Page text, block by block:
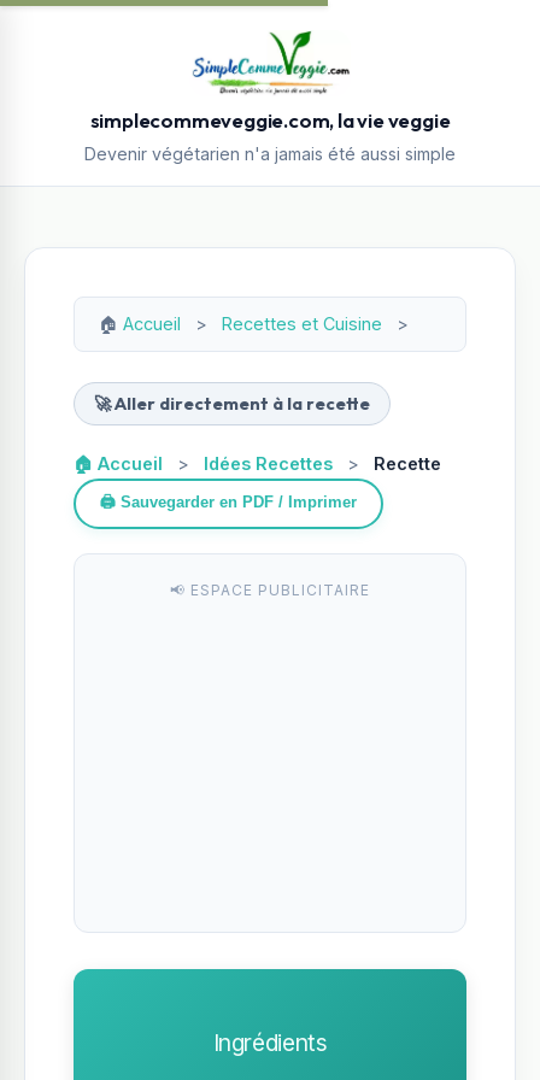
simplecommeveggie.com, la vie veggie
Devenir végétarien n'a jamais été aussi simple
🏠 Accueil > Recettes et Cuisine >
🚀 Aller directement à la recette
🏠 Accueil > Idées Recettes > Recette
🖨️ Sauvegarder en PDF / Imprimer
📢 ESPACE PUBLICITAIRE
Ingrédients